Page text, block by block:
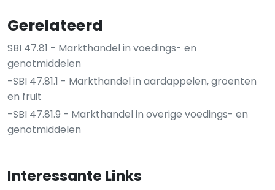
Gerelateerd
SBI 47.81 - Markthandel in voedings- en
genotmiddelen
-SBI 47.81.1 - Markthandel in aardappelen, groenten
en fruit
-SBI 47.81.9 - Markthandel in overige voedings- en
genotmiddelen
Interessante Links